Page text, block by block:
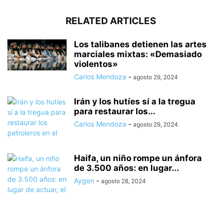
RELATED ARTICLES
Los talibanes detienen las artes
marciales mixtas: «Demasiado
violentos»
Carlos Mendoza - agosto 29, 2024
Irán y los hutíes sí a la tregua
para restaurar los...
Carlos Mendoza - agosto 29, 2024
Haifa, un niño rompe un ánfora
de 3.500 años: en lugar...
Aygen - agosto 28, 2024